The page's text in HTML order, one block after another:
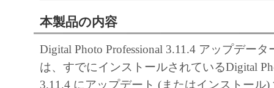
本製品の内容
Digital Photo Professional 3.11.4 アップデータ
は、すでにインストールされているDigital
3.11.4 にアップデート (またはインストール